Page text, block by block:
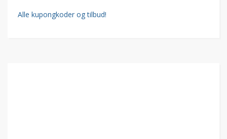
Alle kupongkoder og tilbud!